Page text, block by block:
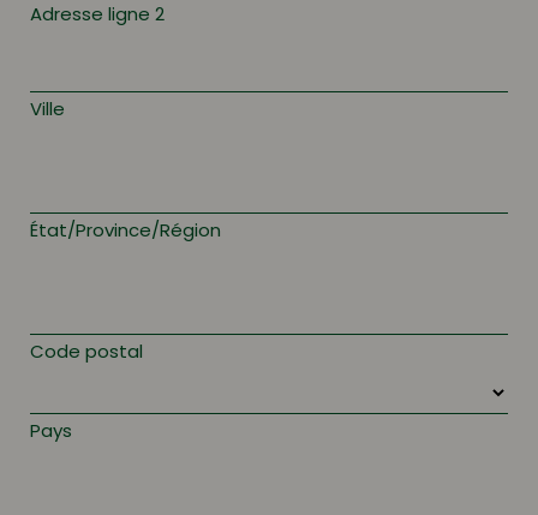
Adresse ligne 2
Ville
État/Province/Région
Code postal
Pays